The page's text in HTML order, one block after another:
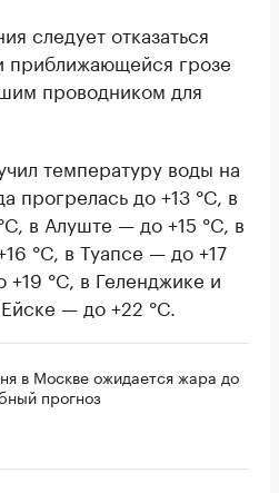
следует отказаться
приближающейся грозе
проводником для
температуру воды на
прогрелась до +13 °C, в
в Алуште — до +15 °C, в
°C, в Туапсе — до +17
°C, в Геленджике и
— до +22 °C.
в Москве ожидается жара до
прогноз